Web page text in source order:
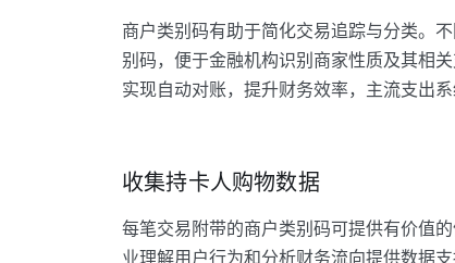
商户类别码有助于简化交易追踪与分类。
别码，便于金融机构识别商家性质及其相
实现自动对账，提升财务效率，主流支出
收集持卡人购物数据
每笔交易附带的商户类别码可提供有价值
业理解用户行为和分析财务流向提供数据支